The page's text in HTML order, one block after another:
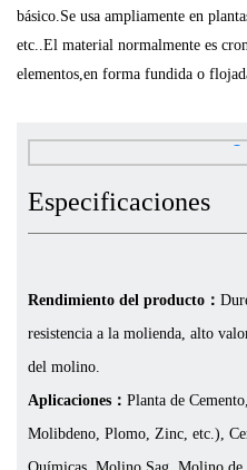
básico.Se usa ampliamente en
etc..El material normalmente es
elementos,en forma fundida o
Especificaciones
Rendimiento del producto：
resistencia a la molienda, alto
del molino.
Aplicaciones： Planta de
Molibdeno, Plomo, Zinc, etc.),